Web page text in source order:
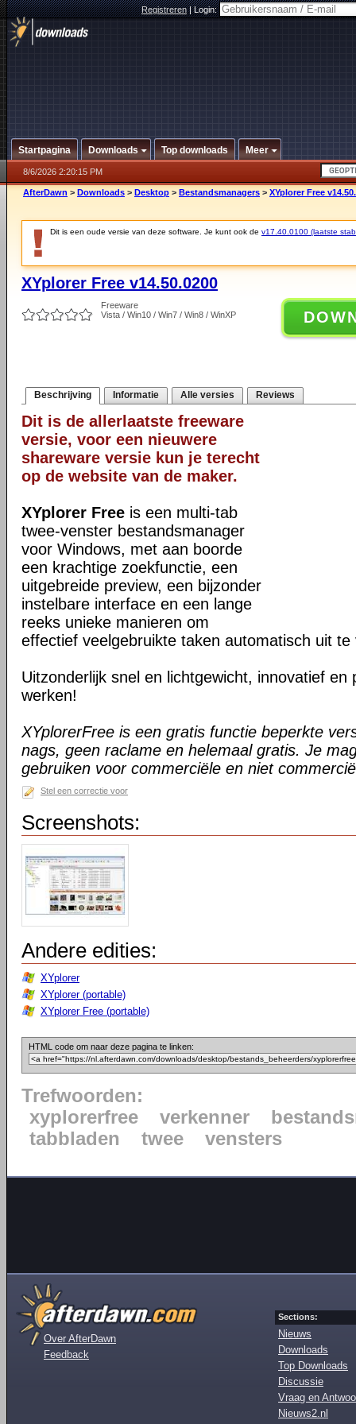
Registreren|Login:
Startpagina Downloads Top downloads Meer
8/6/2026 2:20:15 PM
AfterDawn > Downloads > Desktop > Bestandsmanagers > XYplorer Free
Dit is een oude versie van deze software. Je kunt ook de v17.40.0100 (laatste
XYplorer Free v14.50.0200
Freeware
Vista / Win10 / Win7 / Win8 / WinXP
Beschrijving Informatie Alle versies Reviews
Dit is de allerlaatste freeware
versie, voor een nieuwere
shareware versie kun je terecht
op de website van de maker.
XYplorer Free is een multi-tab
twee-venster bestandsmanager
voor Windows, met aan boorde
een krachtige zoekfunctie, een
uitgebreide preview, een bijzonder
instelbare interface en een lange
reeks unieke manieren om
effectief veelgebruikte taken automatisch uit te
Uitzonderlijk snel en lichtgewicht, innovatief en
werken!
XYplorerFree is een gratis functie beperkte
nags, geen raclame en helemaal gratis. Je
gebruiken voor commerciële en niet
Stel een correctie voor
Screenshots:
Andere edities:
XYplorer
XYplorer (portable)
XYplorer Free (portable)
HTML code om naar deze pagina te linken:
Trefwoorden:
xyplorerfree
verkenner
tabbladen
twee vensters
Over AfterDawn
Feedback
Sections:
Nieuws
Downloads
Top Downloads
Discussie
Vraag en
Nieuws2.nl